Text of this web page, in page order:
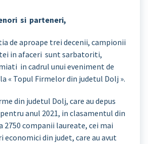
si parteneri,
de aproape trei decenii, campionii
in afaceri sunt sarbatoriti,
in cadrul unui eveniment de
« Topul Firmelor din judetul Dolj ».
din judetul Dolj, care au depus
anul 2021, in clasamentul din
2750 companii laureate, cei mai
din judet, care au avut